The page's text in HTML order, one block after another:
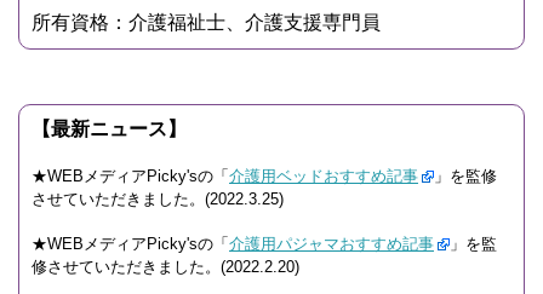
所有資格：介護福祉士、介護支援専門員
【最新ニュース】
★WEBメディアPicky'sの「 介護用ベッドおすすめ記事
」を監修
させていただきました。(2022.3.25)
★WEBメディアPicky'sの「 介護用パジャマおすすめ記事
」を監
修させていただきました。(2022.2.20)